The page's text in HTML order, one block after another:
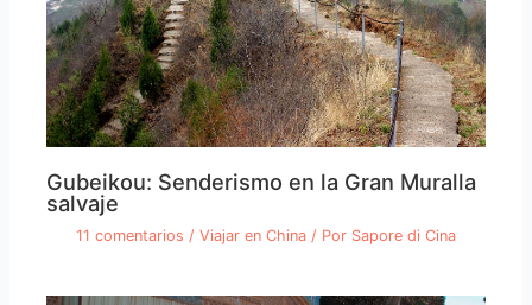
Gubeikou: Senderismo en la Gran Muralla
salvaje
11 comentarios / Viajar en China / Por Sapore di Cina